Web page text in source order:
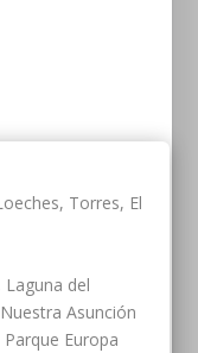
Torres, El
del
Asunción
Europa